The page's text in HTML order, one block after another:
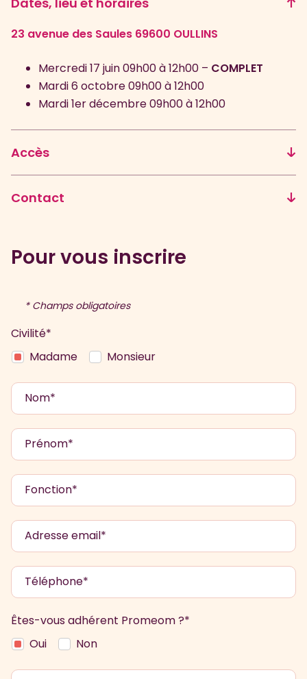
23 avenue des Saules 69600 OULLINS
Mercredi 17 juin 09h00 à 12h00 – COMPLET
Mardi 6 octobre 09h00 à 12h00
Mardi 1er décembre 09h00 à 12h00
Accès
Contact
Pour vous inscrire
* Champs obligatoires
Civilité*
Madame
Monsieur
Nom*
Prénom*
Fonction*
Adresse email*
Téléphone*
Êtes-vous adhérent Promeom ?*
Oui
Non